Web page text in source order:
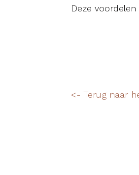
Deze
<- Terug naar